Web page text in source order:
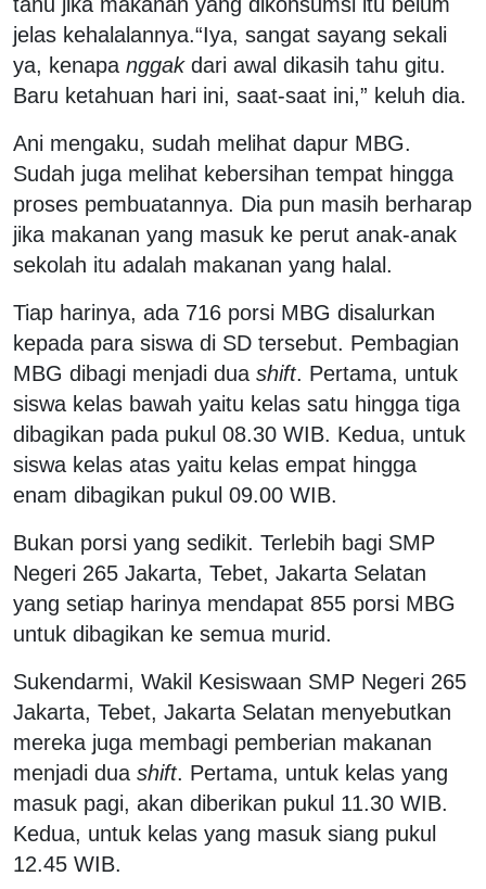
jelas kehalalannya.“Iya, sangat sayang sekali
ya, kenapa nggak dari awal dikasih tahu gitu.
Baru ketahuan hari ini, saat-saat ini,” keluh dia.
Ani mengaku, sudah melihat dapur MBG.
Sudah juga melihat kebersihan tempat hingga
proses pembuatannya. Dia pun masih berharap
jika makanan yang masuk ke perut anak-anak
sekolah itu adalah makanan yang halal.
Tiap harinya, ada 716 porsi MBG disalurkan
kepada para siswa di SD tersebut. Pembagian
MBG dibagi menjadi dua shift. Pertama, untuk
siswa kelas bawah yaitu kelas satu hingga tiga
dibagikan pada pukul 08.30 WIB. Kedua, untuk
siswa kelas atas yaitu kelas empat hingga
enam dibagikan pukul 09.00 WIB.
Bukan porsi yang sedikit. Terlebih bagi SMP
Negeri 265 Jakarta, Tebet, Jakarta Selatan
yang setiap harinya mendapat 855 porsi MBG
untuk dibagikan ke semua murid.
Sukendarmi, Wakil Kesiswaan SMP Negeri 265
Jakarta, Tebet, Jakarta Selatan menyebutkan
mereka juga membagi pemberian makanan
menjadi dua shift. Pertama, untuk kelas yang
masuk pagi, akan diberikan pukul 11.30 WIB.
Kedua, untuk kelas yang masuk siang pukul
12.45 WIB.